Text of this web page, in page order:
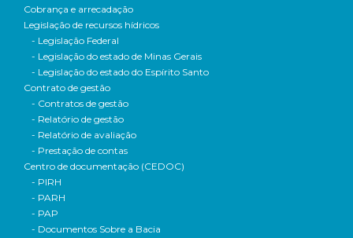
Cobrança e arrecadação
Legislação de recursos hídricos
- Legislação Federal
- Legislação do estado de Minas Gerais
- Legislação do estado do Espírito Santo
Contrato de gestão
- Contratos de gestão
- Relatório de gestão
- Relatório de avaliação
- Prestação de contas
Centro de documentação (CEDOC)
- PIRH
- PARH
- PAP
- Documentos Sobre a Bacia